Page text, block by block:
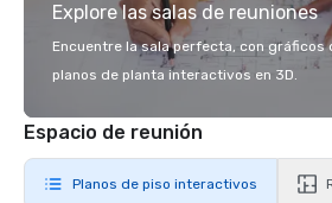
Explore las salas de reuniones
Encuentre la sala perfecta, con gráficos
planos de planta interactivos en 3D.
Espacio de reunión
Planos de piso interactivos